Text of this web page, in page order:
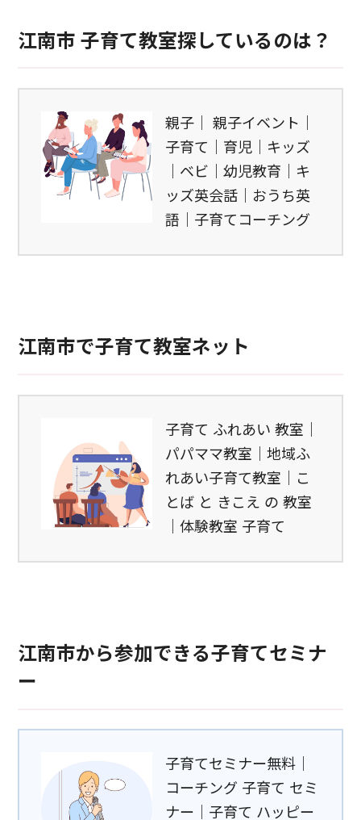
江南市 子育て教室探しているのは？
親子｜ 親子イベント｜
子育て｜育児｜キッズ
｜ベビ｜幼児教育｜キ
ッズ英会話｜おうち英
語｜子育てコーチング
江南市で子育て教室ネット
子育て ふれあい 教室｜
パパママ教室｜地域ふ
れあい子育て教室｜こ
とば と きこえ の 教室
｜体験教室 子育て
江南市から参加できる子育てセミナ
ー
子育てセミナー無料｜
コーチング 子育て セミ
ナー｜子育て ハッピー